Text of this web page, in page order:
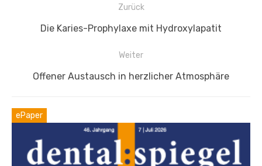
Beitragsnavigation
Zurück
Vorheriger
Die Karies-Prophylaxe mit Hydroxylapatit
Weiter
Nächster
Offener Austausch in herzlicher Atmosphäre
ePaper